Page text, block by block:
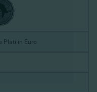
Plati in Euro